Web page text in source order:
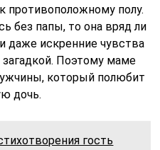
противоположному полу.
без папы, то она вряд ли
даже искренние чувства
Поэтому маме
который полюбит
дочь.
гость